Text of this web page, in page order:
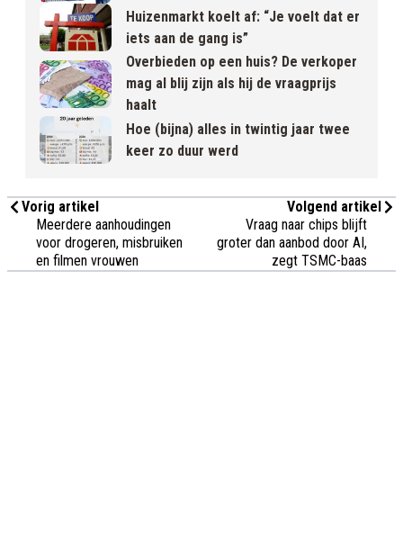
Huizenmarkt koelt af: “Je voelt dat er
iets aan de gang is”
Overbieden op een huis? De verkoper
mag al blij zijn als hij de vraagprijs
haalt
Hoe (bijna) alles in twintig jaar twee
keer zo duur werd
Vorig artikel
Meerdere aanhoudingen
voor drogeren, misbruiken
en filmen vrouwen
Volgend artikel
Vraag naar chips blijft
groter dan aanbod door AI,
zegt TSMC-baas